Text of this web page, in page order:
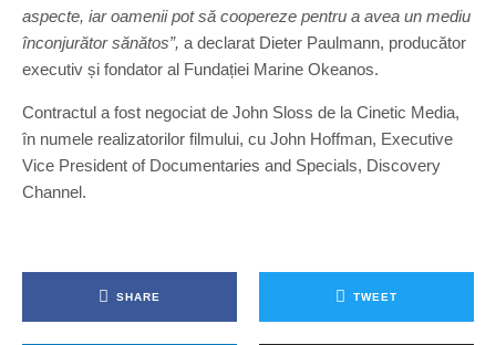
aspecte, iar oamenii pot să coopereze pentru a avea un mediu
înconjurător sănătos”, a declarat Dieter Paulmann, producător
executiv și fondator al Fundației Marine Okeanos.
Contractul a fost negociat de John Sloss de la Cinetic Media,
în numele realizatorilor filmului, cu John Hoffman, Executive
Vice President of Documentaries and Specials, Discovery
Channel.
SHARE TWEET